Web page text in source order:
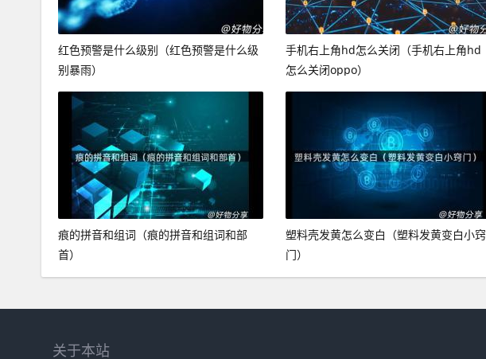
红色预警是什么级别（红色预警是什么级
别暴雨）
手机右上角hd怎么关闭（手机右上角hd
怎么关闭oppo）
痕的拼音和组词（痕的拼音和组词和部
首）
塑料壳发黄怎么变白（塑料发黄变白小窍
门）
关于本站